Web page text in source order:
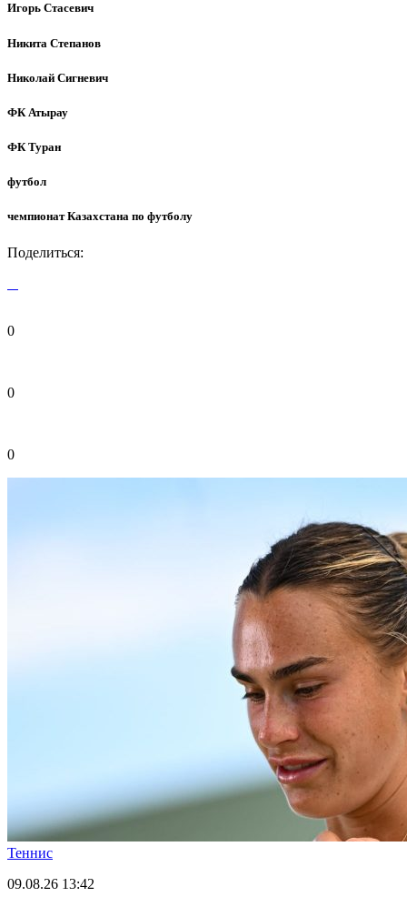
Игорь Стасевич
Никита Степанов
Николай Сигневич
ФК Атырау
ФК Туран
футбол
чемпионат Казахстана по футболу
Поделиться:
0
0
0
Теннис
09.08.26 13:42